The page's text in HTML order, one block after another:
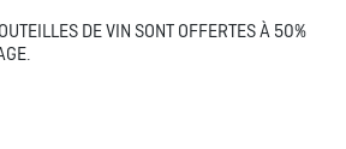
DE VIN SONT OFFERTES À 50%